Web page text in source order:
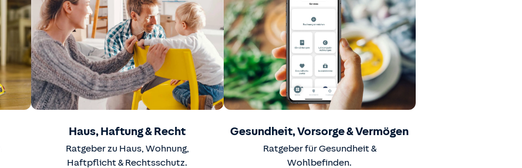
Haus, Haftung & Recht
Ratgeber zu Haus, Wohnung,
Haftpflicht & Rechtsschutz.
Gesundheit, Vorsorge & Vermögen
Ratgeber für Gesundheit &
Wohlbefinden.